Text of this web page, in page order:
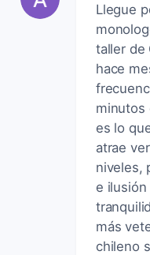
Llegue
taller de
hace
minutos
es lo
atrae
niveles,
e
más
chileno